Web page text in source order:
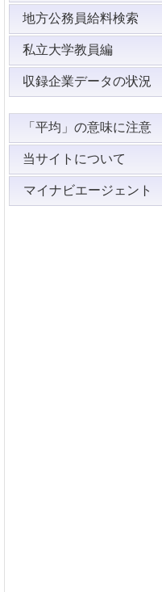
地方公務員給料検索
私立大学教員編
収録企業データの状況
「平均」の意味に注意
当サイトについて
マイナビエージェント